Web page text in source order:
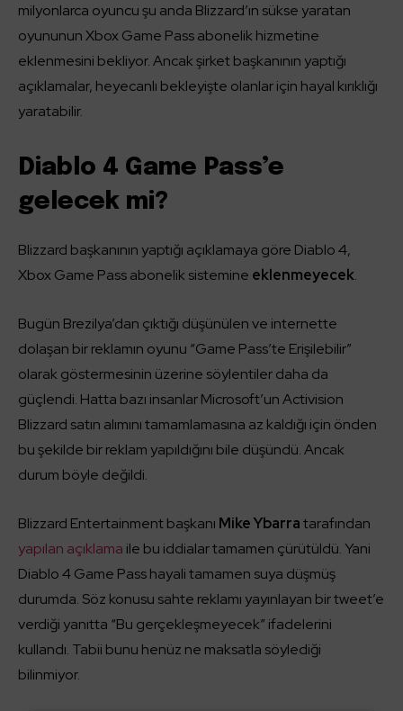
milyonlarca oyuncu şu anda Blizzard’ın sükse yaratan
oyununun Xbox Game Pass abonelik hizmetine
eklenmesini bekliyor. Ancak şirket başkanının yaptığı
açıklamalar, heyecanlı bekleyişte olanlar için hayal kırıklığı
yaratabilir.
Diablo 4 Game Pass’e
gelecek mi?
Blizzard başkanının yaptığı açıklamaya göre Diablo 4,
Xbox Game Pass abonelik sistemine eklenmeyecek.
Bugün Brezilya’dan çıktığı düşünülen ve internette
dolaşan bir reklamın oyunu “Game Pass’te Erişilebilir”
olarak göstermesinin üzerine söylentiler daha da
güçlendi. Hatta bazı insanlar Microsoft’un Activision
Blizzard satın alımını tamamlamasına az kaldığı için önden
bu şekilde bir reklam yapıldığını bile düşündü. Ancak
durum böyle değildi.
Blizzard Entertainment başkanı Mike Ybarratarafından
yapılan açıklama ile bu iddialar tamamen çürütüldü. Yani
Diablo 4 Game Pass hayali tamamen suya düşmüş
durumda. Söz konusu sahte reklamı yayınlayan bir tweet’e
verdiği yanıtta “Bu gerçekleşmeyecek” ifadelerini
kullandı. Tabii bunu henüz ne maksatla söylediği
bilinmiyor.